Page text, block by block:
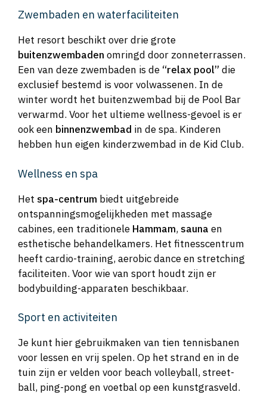
Zwembaden en waterfaciliteiten
Het resort beschikt over drie grote
buitenzwembaden omringd door zonneterrassen.
Een van deze zwembaden is de “relax pool” die
exclusief bestemd is voor volwassenen. In de
winter wordt het buitenzwembad bij de Pool Bar
verwarmd. Voor het ultieme wellness-gevoel is er
ook een binnenzwembad in de spa. Kinderen
hebben hun eigen kinderzwembad in de Kid Club.
Wellness en spa
Het spa-centrum biedt uitgebreide
ontspanningsmogelijkheden met massage
cabines, een traditionele Hammam, sauna en
esthetische behandelkamers. Het fitnesscentrum
heeft cardio-training, aerobic dance en stretching
faciliteiten. Voor wie van sport houdt zijn er
bodybuilding-apparaten beschikbaar.
Sport en activiteiten
Je kunt hier gebruikmaken van tien tennisbanen
voor lessen en vrij spelen. Op het strand en in de
tuin zijn er velden voor beach volleyball, street-
ball, ping-pong en voetbal op een kunstgrasveld.